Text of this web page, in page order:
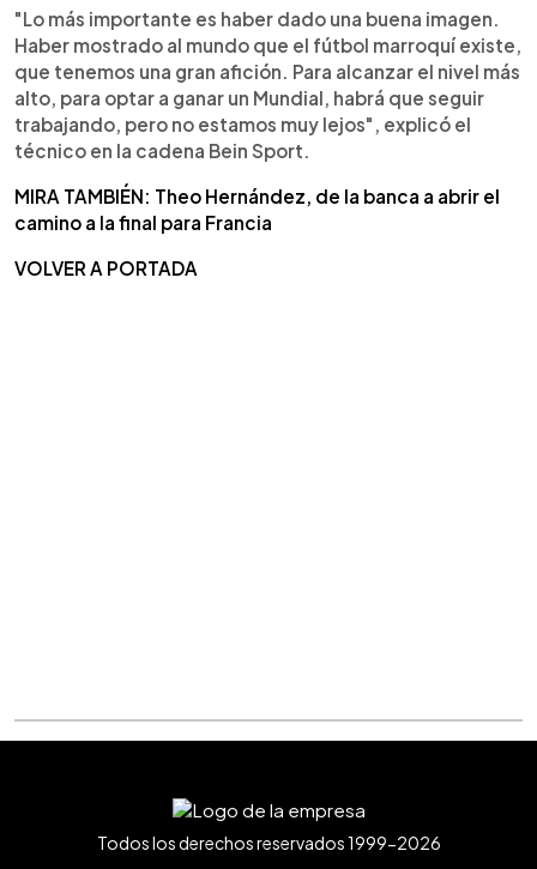
"Lo más importante es haber dado una buena imagen.
Haber mostrado al mundo que el fútbol marroquí existe,
que tenemos una gran afición. Para alcanzar el nivel más
alto, para optar a ganar un Mundial, habrá que seguir
trabajando, pero no estamos muy lejos", explicó el
técnico en la cadena Bein Sport.
MIRA TAMBIÉN: Theo Hernández, de la banca a abrir el
camino a la final para Francia
VOLVER A PORTADA
Todos los derechos reservados 1999-2026